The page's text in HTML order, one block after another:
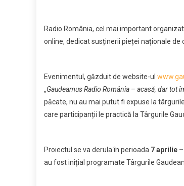
Radio România, cel mai important
online, dedicat susținerii pieței naționale de
Evenimentul, găzduit de website-ul
„Gaudeamus Radio România – acasă, dar tot
păcate, nu au mai putut fi expuse la
care participanții le practică la Târgurile
Proiectul se va derula în perioada 7 aprilie
au fost inițial programate Târgurile